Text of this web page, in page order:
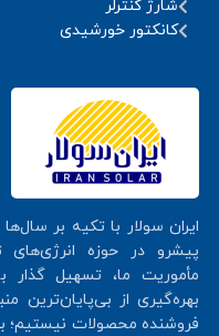
شارژ کنترلر
کانکتور خورشیدی
ایران سولار با تکیه بر
پیشرو در حوزه انرژی‌های
مأموریت ما، تسهیل
بهره‌گیری از بی‌پایان‌ترین
فروشنده محصولات نیستیم؛